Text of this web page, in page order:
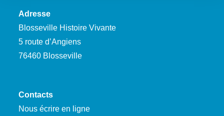
Adresse
Blosseville Histoire Vivante
5 route d’Angiens
76460 Blosseville
Contacts
Nous écrire en ligne